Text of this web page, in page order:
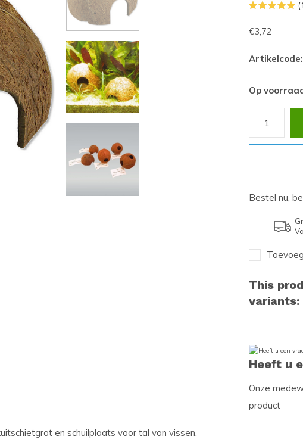
€3,72
Artikelcode:
Op
Bestel nu,
This
variants:
en schuilplaats voor tal van vissen.
Heeft u
Onze
product